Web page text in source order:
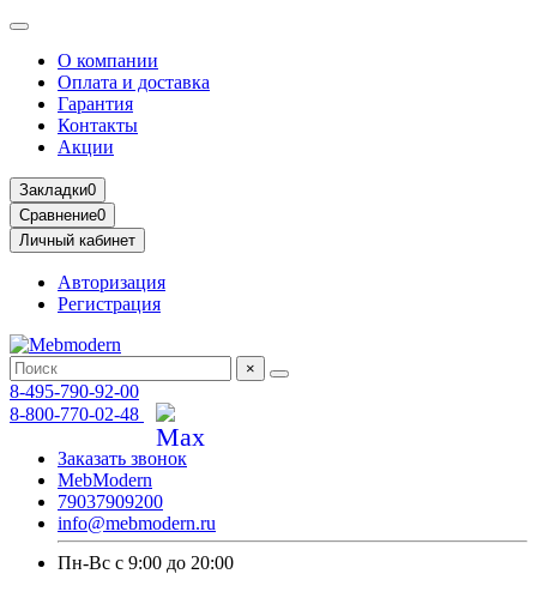
О компании
Оплата и доставка
Гарантия
Контакты
Акции
Закладки0
Сравнение0
Личный кабинет
Авторизация
Регистрация
×
8-495-790-92-00
8-800-770-02-48
Заказать звонок
MebModern
79037909200
info@mebmodern.ru
Пн-Вс с 9:00 до 20:00